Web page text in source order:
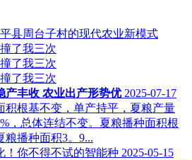
县周台子村的现代农业新模式
了我三次
了我三次
了我三次
产丰收 农业出产形势优 2025-07-17
积根基不变，单产持平，夏粮产量
，总体连结不变。夏粮播种面积根
粮播种面积3。9...
！你不得不试的智能种 2025-05-15